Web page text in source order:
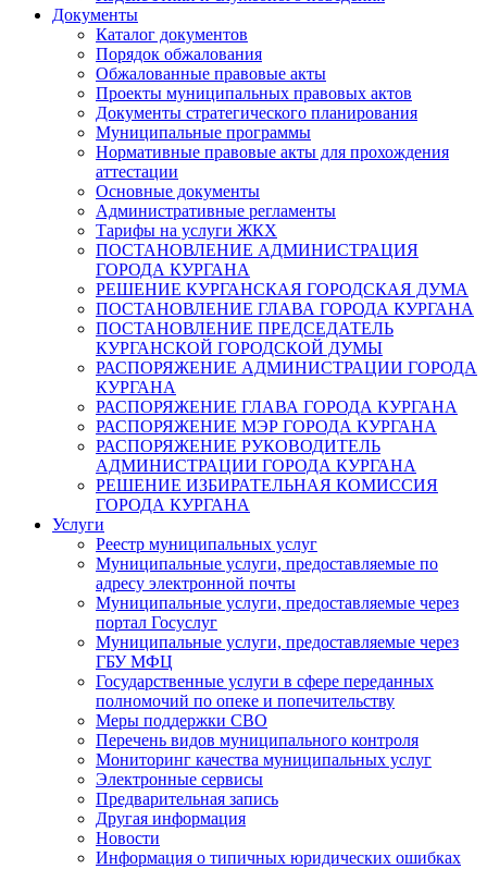
Документы
Каталог документов
Порядок обжалования
Обжалованные правовые акты
Проекты муниципальных правовых актов
Документы стратегического планирования
Муниципальные программы
Нормативные правовые акты для прохождения
аттестации
Основные документы
Административные регламенты
Тарифы на услуги ЖКХ
ПОСТАНОВЛЕНИЕ АДМИНИСТРАЦИЯ
ГОРОДА КУРГАНА
РЕШЕНИЕ КУРГАНСКАЯ ГОРОДСКАЯ ДУМА
ПОСТАНОВЛЕНИЕ ГЛАВА ГОРОДА КУРГАНА
ПОСТАНОВЛЕНИЕ ПРЕДСЕДАТЕЛЬ
КУРГАНСКОЙ ГОРОДСКОЙ ДУМЫ
РАСПОРЯЖЕНИЕ АДМИНИСТРАЦИИ ГОРОДА
КУРГАНА
РАСПОРЯЖЕНИЕ ГЛАВА ГОРОДА КУРГАНА
РАСПОРЯЖЕНИЕ МЭР ГОРОДА КУРГАНА
РАСПОРЯЖЕНИЕ РУКОВОДИТЕЛЬ
АДМИНИСТРАЦИИ ГОРОДА КУРГАНА
РЕШЕНИЕ ИЗБИРАТЕЛЬНАЯ КОМИССИЯ
ГОРОДА КУРГАНА
Услуги
Реестр муниципальных услуг
Муниципальные услуги, предоставляемые по
адресу электронной почты
Муниципальные услуги, предоставляемые через
портал Госуслуг
Муниципальные услуги, предоставляемые через
ГБУ МФЦ
Государственные услуги в сфере переданных
полномочий по опеке и попечительству
Меры поддержки СВО
Перечень видов муниципального контроля
Мониторинг качества муниципальных услуг
Электронные сервисы
Предварительная запись
Другая информация
Новости
Информация о типичных юридических ошибках